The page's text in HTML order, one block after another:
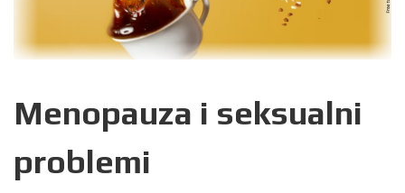
Menopauza i seksualni
problemi